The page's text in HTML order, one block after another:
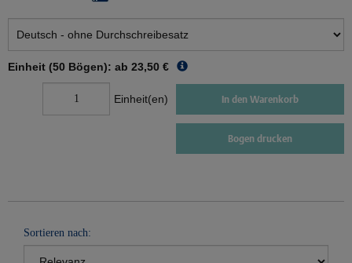
Einheit (50 Bögen): ab 23,50 €
Einheit(en) In den Warenkorb
Bogen drucken
Sortieren nach: